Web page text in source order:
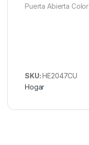
Puerta Abierta
SKU:HE2047CU
Hogar